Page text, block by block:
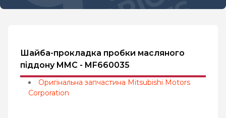
Шайба-прокладка пробки масляного
піддону MMC - MF660035
Оригінальна запчастина Mitsubishi Motors
Corporation